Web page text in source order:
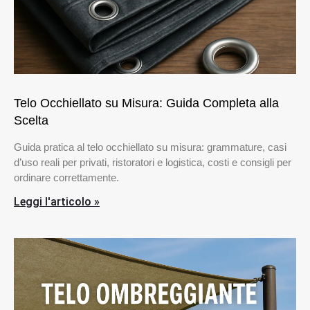
Telo Occhiellato su Misura: Guida Completa alla
Scelta
Guida pratica al telo occhiellato su misura: grammature, casi
d’uso reali per privati, ristoratori e logistica, costi e consigli per
ordinare correttamente.
Leggi l'articolo »